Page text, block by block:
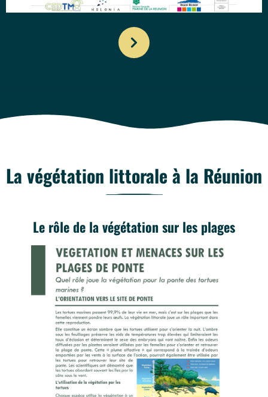
La végétation littorale à la Réunion
Le rôle de la végétation sur les plages